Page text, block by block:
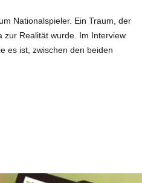
Nationalspieler. Ein Traum, der
Realität wurde. Im Interview
es ist, zwischen den beiden